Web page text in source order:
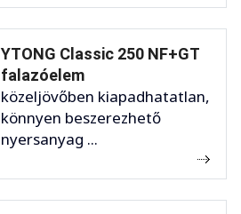
YTONG Classic 250 NF+GT
falazóelem
közeljövőben kiapadhatatlan,
könnyen beszerezhető
nyersanyag ...